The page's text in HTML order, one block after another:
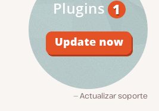
Actualizar soporte